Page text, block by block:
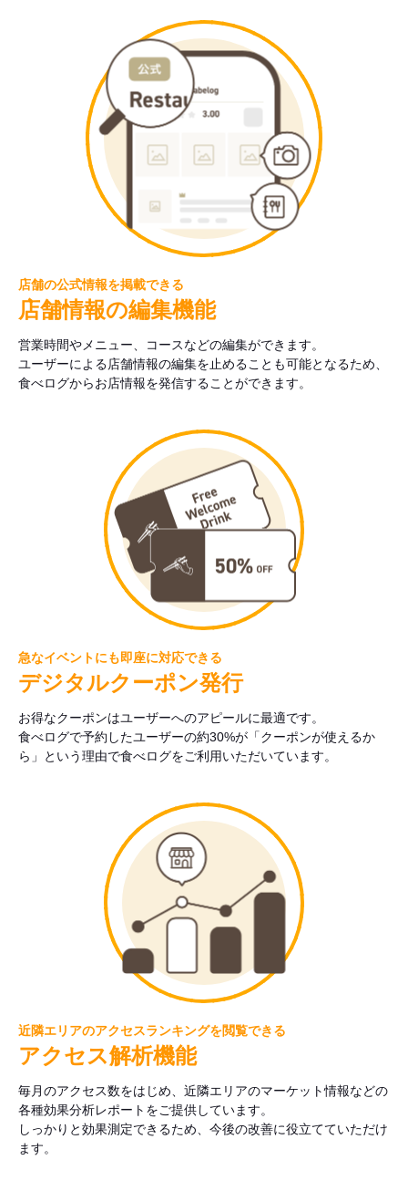
店舗の公式情報を掲載できる
店舗情報の編集機能
営業時間やメニュー、コースなどの編集ができます。
ユーザーによる店舗情報の編集を止めることも可能となるため、
食べログからお店情報を発信することができます。
急なイベントにも即座に対応できる
デジタルクーポン発行
お得なクーポンはユーザーへのアピールに最適です。
食べログで予約したユーザーの約30%が「クーポンが使えるか
ら」という理由で食べログをご利用いただいています。
近隣エリアのアクセスランキングを閲覧できる
アクセス解析機能
毎月のアクセス数をはじめ、近隣エリアのマーケット情報などの
各種効果分析レポートをご提供しています。
しっかりと効果測定できるため、今後の改善に役立てていただけ
ます。